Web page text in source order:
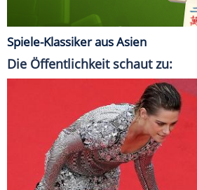
Spiele-Klassiker aus Asien
Die Öffentlichkeit schaut zu: